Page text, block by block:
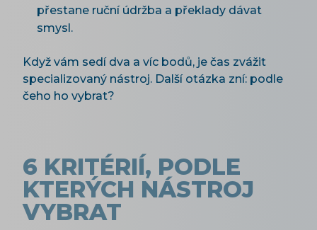
přestane ruční údržba a překlady dávat
smysl.
Když vám sedí dva a víc bodů, je čas zvážit
specializovaný nástroj. Další otázka zní: podle
čeho ho vybrat?
6 KRITÉRIÍ, PODLE
KTERÝCH NÁSTROJ
VYBRAT